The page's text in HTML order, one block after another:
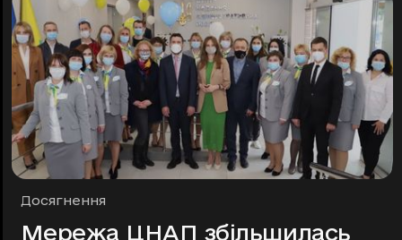
Рубрики
Досягнення
Мережа ЦНАП збільшилась